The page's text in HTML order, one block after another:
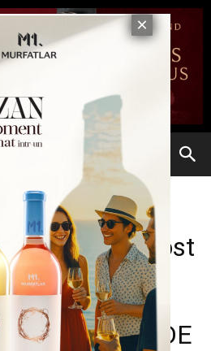
CJ Neamț a fost
la
după ce a
înscrie în ALDE